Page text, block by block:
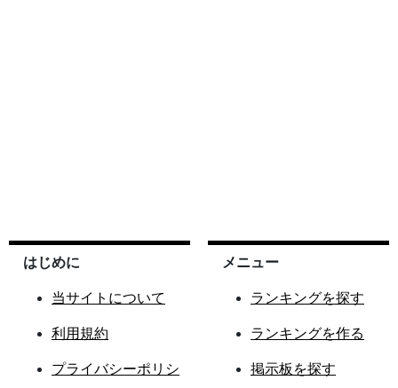
はじめに
当サイトについて
利用規約
プライバシーポリシ
メニュー
ランキングを探す
ランキングを作る
掲示板を探す